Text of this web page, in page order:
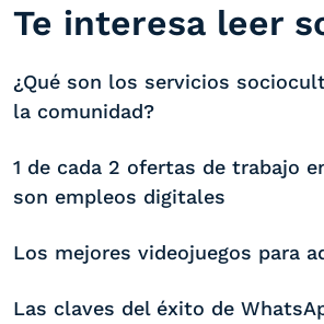
Te interesa leer
¿Qué son los servicios
la comunidad?
1 de cada 2 ofertas de trabajo
son empleos digitales
Los mejores videojuegos para
Las claves del éxito de